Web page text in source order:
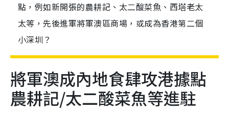
點，例如新開張的農耕記、太二酸菜魚、西塔老太
太等，先後進軍將軍澳區商場，或成為香港第二個
小深圳？
將軍澳成內地食肆攻港據點
農耕記/太二酸菜魚等進駐